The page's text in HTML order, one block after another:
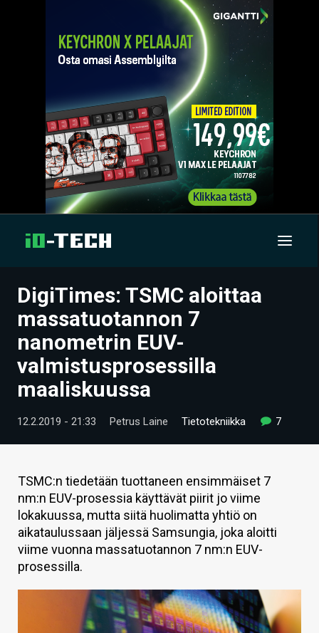
UUTISET
ARTIKKELIT
VIDEOT
TECHBBS
TIETOA
KAUPPA
VAIHDA TEEMA
HAKU
DigiTimes: TSMC aloittaa
massatuotannon 7
nanometrin EUV-
valmistusprosessilla
maaliskuussa
12.2.2019 - 21:33 Petrus Laine Tietotekniikka 7
TSMC:n tiedetään tuottaneen ensimmäiset 7
nm:n EUV-prosessia käyttävät piirit jo viime
lokakuussa, mutta siitä huolimatta yhtiö on
aikataulussaan jäljessä Samsungia, joka aloitti
viime vuonna massatuotannon 7 nm:n EUV-
prosessilla.